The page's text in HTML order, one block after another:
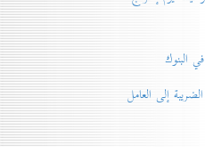
إلی العامل